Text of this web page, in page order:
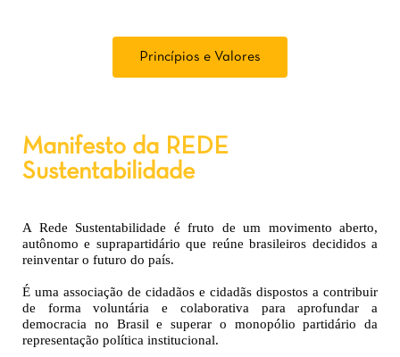
Princípios e Valores
Manifesto da REDE
Sustentabilidade
A Rede Sustentabilidade é fruto de um movimento aberto,
autônomo e suprapartidário que reúne brasileiros decididos a
reinventar o futuro do país.
É uma associação de cidadãos e cidadãs dispostos a contribuir
de forma voluntária e colaborativa para aprofundar a
democracia no Brasil e superar o monopólio partidário da
representação política institucional.